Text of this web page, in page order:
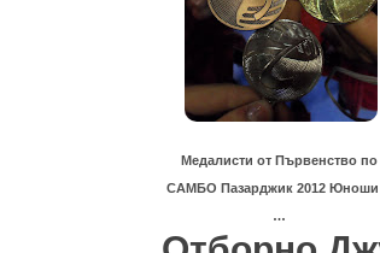
Медалисти от Първенство по
САМБО Пазарджик 2012 Юноши
…